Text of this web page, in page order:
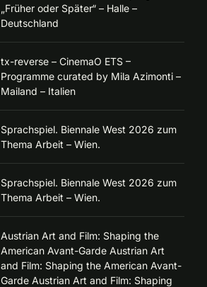
„Früher oder Später“ – Halle –
Deutschland
tx-reverse – CinemaO ETS –
Programme curated by Mila Azimonti –
Mailand – Italien
Sprachspiel. Biennale West 2026 zum
Thema Arbeit – Wien.
Sprachspiel. Biennale West 2026 zum
Thema Arbeit – Wien.
Austrian Art and Film: Shaping the
American Avant-Garde Austrian Art
and Film: Shaping the American Avant-
Garde Austrian Art and Film: Shaping